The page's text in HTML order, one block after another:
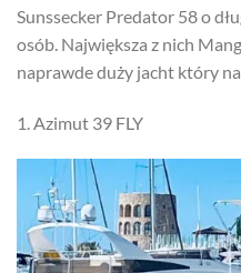
Sunssecker Predator 58 o
osób. Największa z nich
naprawde duży jacht który
1. Azimut 39 FLY